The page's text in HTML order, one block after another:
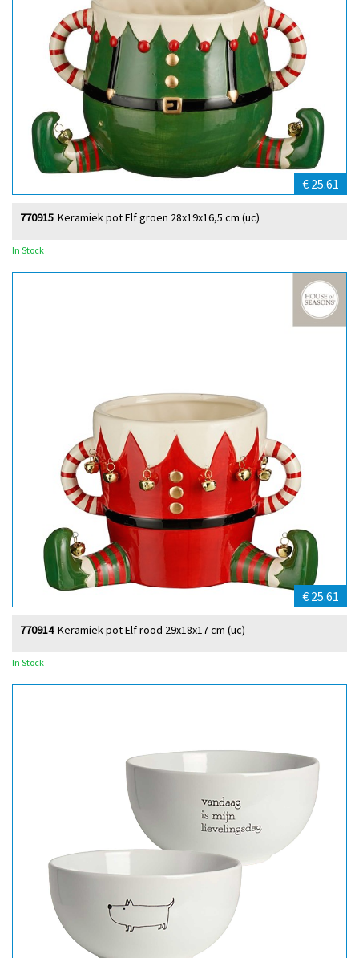
€ 25.61
Keramiek pot Elf groen 28x19x16,5 cm (uc)
770915
In Stock
€ 25.61
Keramiek pot Elf rood 29x18x17 cm (uc)
770914
In Stock